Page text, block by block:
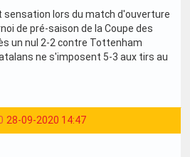
sensation lors du match d'ouverture
de pré-saison de la Coupe des
un nul 2-2 contre Tottenham
ne s'imposent 5-3 aux tirs au
28-09-2020 14:47